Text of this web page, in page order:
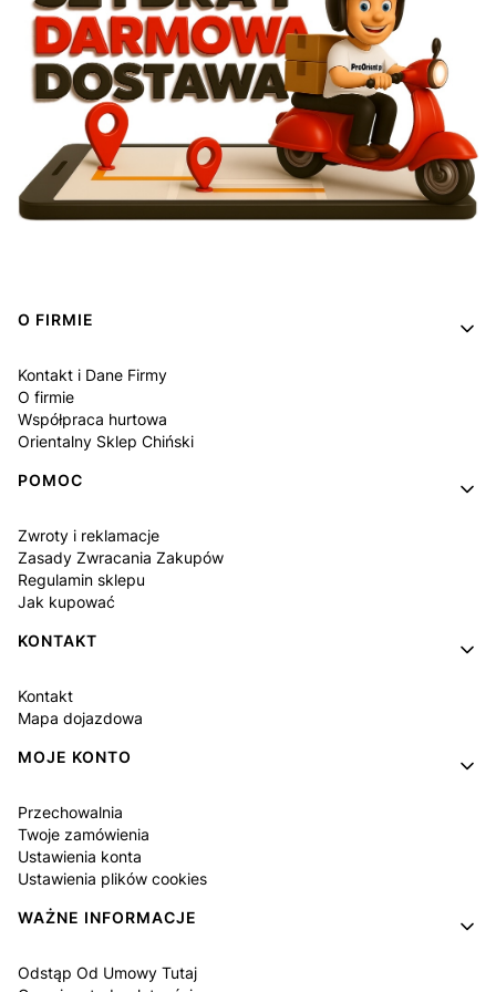
Linki w stopce
O FIRMIE
Kontakt i Dane Firmy
O firmie
Współpraca hurtowa
Orientalny Sklep Chiński
POMOC
Zwroty i reklamacje
Zasady Zwracania Zakupów
Regulamin sklepu
Jak kupować
KONTAKT
Kontakt
Mapa dojazdowa
MOJE KONTO
Przechowalnia
Twoje zamówienia
Ustawienia konta
Ustawienia plików cookies
WAŻNE INFORMACJE
Odstąp Od Umowy Tutaj